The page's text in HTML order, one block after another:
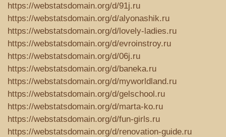
https://webstatsdomain.org/d/91j.ru
https://webstatsdomain.org/d/alyonashik.ru
https://webstatsdomain.org/d/lovely-ladies.ru
https://webstatsdomain.org/d/evroinstroy.ru
https://webstatsdomain.org/d/06j.ru
https://webstatsdomain.org/d/baneka.ru
https://webstatsdomain.org/d/myworldland.ru
https://webstatsdomain.org/d/gelschool.ru
https://webstatsdomain.org/d/marta-ko.ru
https://webstatsdomain.org/d/fun-girls.ru
https://webstatsdomain.org/d/renovation-guide.ru